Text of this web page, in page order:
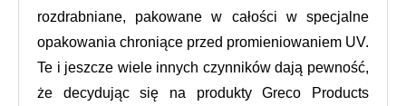
rozdrabniane, pakowane w całości w specjalne
opakowania chroniące przed promieniowaniem UV.
Te i jeszcze wiele innych czynników dają pewność,
że decydując się na produkty Greco Products